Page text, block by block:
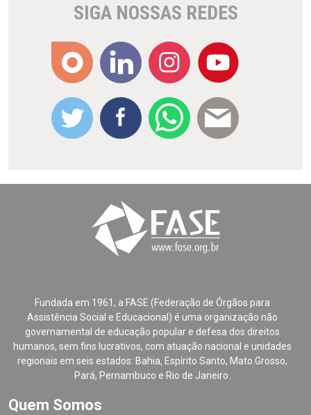
SIGA NOSSAS REDES
Fundada em 1961, a FASE (Federação de Órgãos para
Assistência Social e Educacional) é uma organização não
governamental de educação popular e defesa dos direitos
humanos, sem fins lucrativos, com atuação nacional e unidades
regionais em seis estados: Bahia, Espírito Santo, Mato Grosso,
Pará, Pernambuco e Rio de Janeiro.
Quem Somos